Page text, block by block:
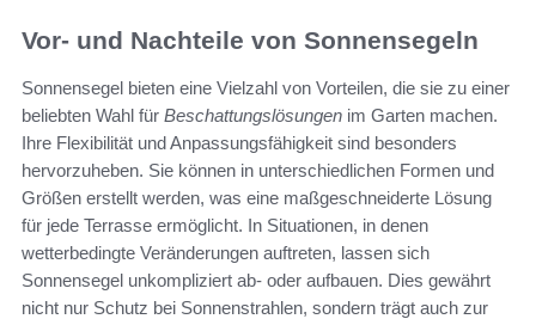
Vor- und Nachteile von Sonnensegeln
Sonnensegel bieten eine Vielzahl von Vorteilen, die sie zu einer
beliebten Wahl für Beschattungslösungen im Garten machen.
Ihre Flexibilität und Anpassungsfähigkeit sind besonders
hervorzuheben. Sie können in unterschiedlichen Formen und
Größen erstellt werden, was eine maßgeschneiderte Lösung
für jede Terrasse ermöglicht. In Situationen, in denen
wetterbedingte Veränderungen auftreten, lassen sich
Sonnensegel unkompliziert ab- oder aufbauen. Dies gewährt
nicht nur Schutz bei Sonnenstrahlen, sondern trägt auch zur